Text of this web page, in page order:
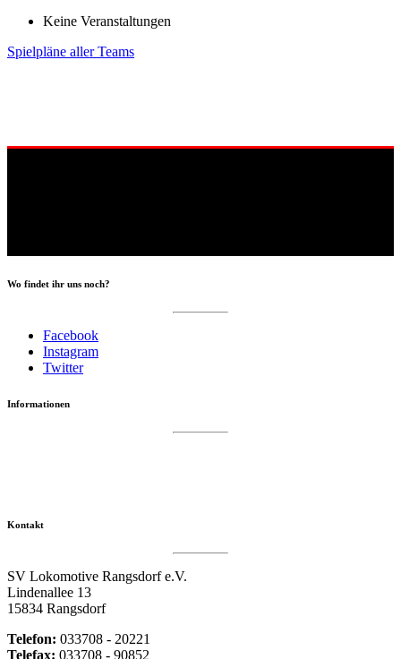
Keine Veranstaltungen
Spielpläne aller Teams
Wo findet ihr uns noch?
Facebook
Instagram
Twitter
Informationen
Kontakt
SV Lokomotive Rangsdorf e.V.
Lindenallee 13
15834 Rangsdorf
Telefon: 033708 - 20221
Telefax: 033708 - 90852